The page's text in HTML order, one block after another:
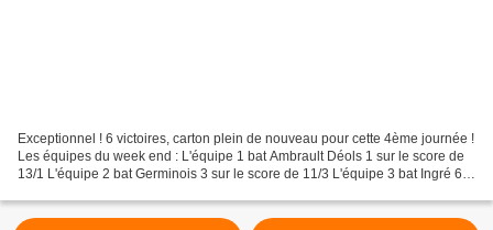
Exceptionnel ! 6 victoires, carton plein de nouveau pour cette 4ème journée !
Les équipes du week end : L'équipe 1 bat Ambrault Déols 1 sur le score de
13/1 L'équipe 2 bat Germinois 3 sur le score de 11/3 L'équipe 3 bat Ingré 6